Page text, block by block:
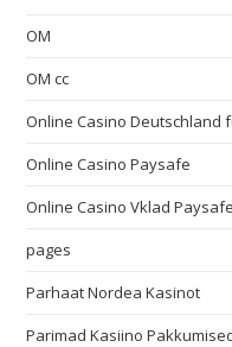
OM
OM cc
Online Casino Deutschland
Online Casino Paysafe
Online Casino Vklad
pages
Parhaat Nordea Kasinot
Parimad Kasiino